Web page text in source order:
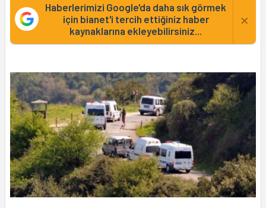
Haberlerimizi Google'da daha sık görmek
için bianet'i tercih ettiğiniz haber
kaynaklarına ekleyebilirsiniz...
×